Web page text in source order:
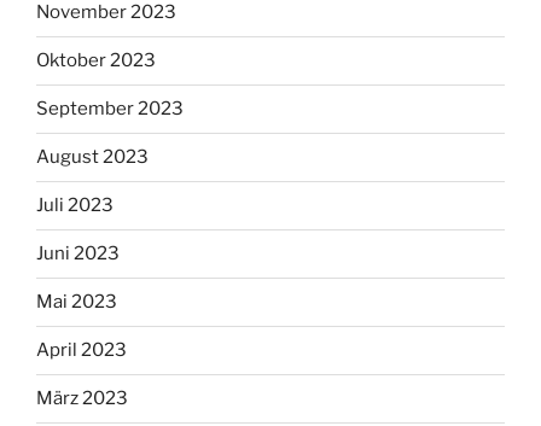
November 2023
Oktober 2023
September 2023
August 2023
Juli 2023
Juni 2023
Mai 2023
April 2023
März 2023